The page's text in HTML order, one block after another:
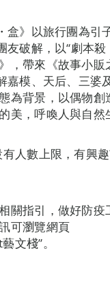
》以旅行團為引
破解，以“劇本殺
，帶來《故事小販
嘉模、天后、三婆
為背景，以偶物創
美，呼喚人與自然
人數上限，有興
關指引，做好防疫
可瀏覽網頁
文棧”。